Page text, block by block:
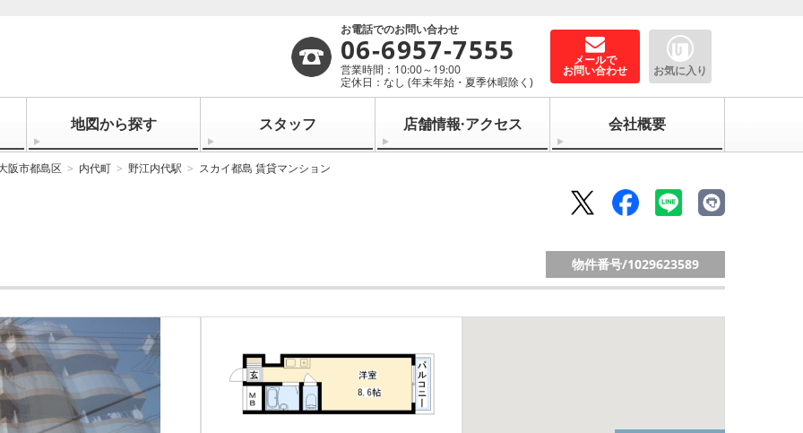
お電話でのお問い合わせ
06-6957-7555
営業時間：10:00～19:00
定休日：なし (年末年始・夏季休暇除く)
メールで
お問い合わせ お気に入り
地図から探す スタッフ 店舗情報·アクセス 会社概要
阪市都島区 内代町 野江内代駅 スカイ都島 賃貸マンション
物件番号/1029623589